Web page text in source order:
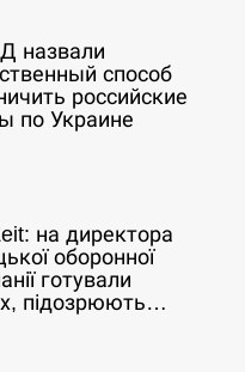
назвали
способ
российские
по Украине
на директора
оборонної
готували
підозрюють…